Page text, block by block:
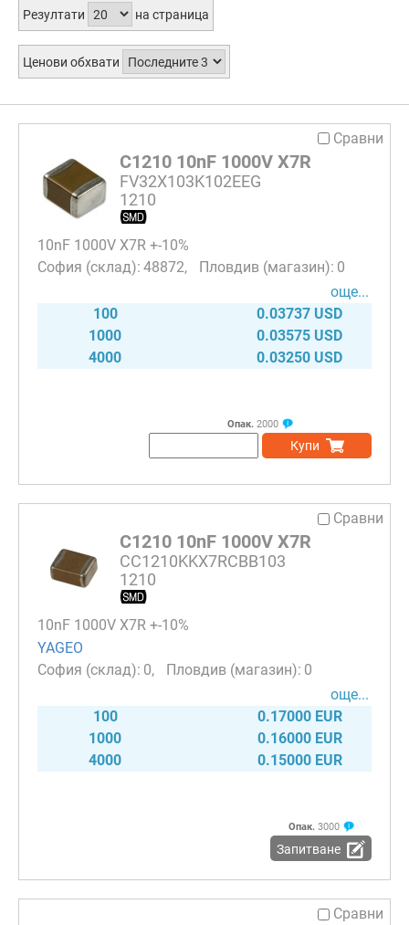
Резултати на страница
Ценови обхвати
Сравни
C1210 10nF 1000V X7R
FV32X103K102EEG
1210
10nF 1000V X7R +-10%
48872
0
още...
100
0.03737 USD
1000
0.03575 USD
4000
0.03250 USD
Опак. 2000
Купи
Сравни
C1210 10nF 1000V X7R
CC1210KKX7RCBB103
1210
10nF 1000V X7R +-10%
YAGEO
0
0
още...
100
0.17000 EUR
1000
0.16000 EUR
4000
0.15000 EUR
Опак. 3000
Запитване
Сравни